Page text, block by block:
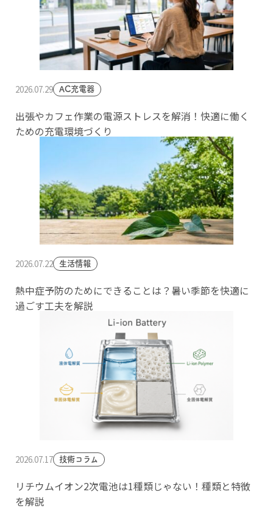
2026.07.29 AC充電器
出張やカフェ作業の電源ストレスを解消！快適に働く
ための充電環境づくり
2026.07.22 生活情報
熱中症予防のためにできることは？暑い季節を快適に
過ごす工夫を解説
2026.07.17 技術コラム
リチウムイオン2次電池は1種類じゃない！種類と特徴
を解説